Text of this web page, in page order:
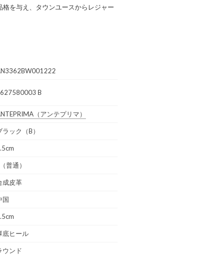
を与え、タウンユースからレジャー
B
（アンテプリマ）
ラック（B）
普通）
成皮革
国
底ヒール
ウンド